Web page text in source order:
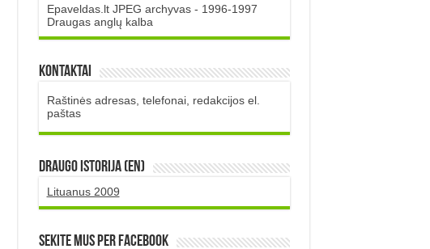
Epaveldas.lt JPEG archyvas - 1996-1997
Draugas anglų kalba
Kontaktai
Raštinės adresas, telefonai, redakcijos el.
paštas
DRAUGO istorija (EN)
Lituanus 2009
Sekite mus per Facebook